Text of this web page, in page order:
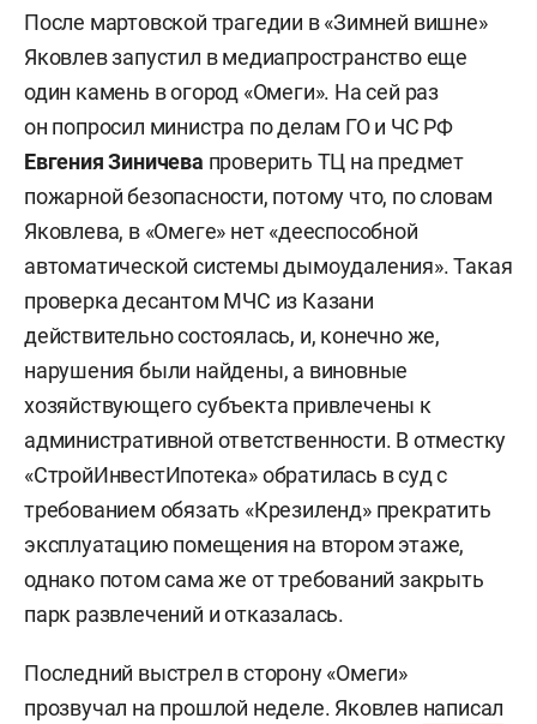
После мартовской трагедии в «Зимней вишне»
Яковлев запустил в медиапространство еще
один камень в огород «Омеги». На сей раз
он попросил министра по делам ГО и ЧС РФ
Евгения Зиничева проверить ТЦ на предмет
пожарной безопасности, потому что, по словам
Яковлева, в «Омеге» нет «дееспособной
автоматической системы дымоудаления». Такая
проверка десантом МЧС из Казани
действительно состоялась, и, конечно же,
нарушения были найдены, а виновные
хозяйствующего субъекта привлечены к
административной ответственности. В отместку
«СтройИнвестИпотека» обратилась в суд с
требованием обязать «Крезиленд» прекратить
эксплуатацию помещения на втором этаже,
однако потом сама же от требований закрыть
парк развлечений и отказалась.
Последний выстрел в сторону «Омеги»
прозвучал на прошлой неделе. Яковлев написал